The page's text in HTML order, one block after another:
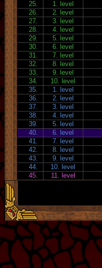
25.
1. level
26.
2. level
27.
3. level
28.
4. level
29.
5. level
30.
6. level
31.
7. level
32.
8. level
33.
9. level
34.
10. level
35.
1. level
36.
2. level
37.
3. level
38.
4. level
39.
5. level
40.
6. level
41.
7. level
42.
8. level
43.
9. level
44.
10. level
45.
11. level